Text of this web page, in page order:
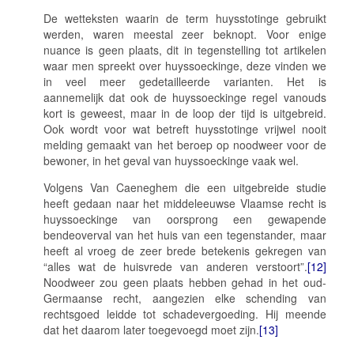
De wetteksten waarin de term huysstotingegebruikt
werden, waren meestal zeer beknopt. Voor enige
nuance is geen plaats, dit in tegenstelling tot artikelen
waar men spreekt over huyssoeckinge, deze vinden we
in veel meer gedetailleerde varianten. Het is
aannemelijk dat ook de huyssoeckinge regel vanouds
kort is geweest, maar in de loop der tijd is uitgebreid.
Ook wordt voor wat betreft huysstotingevrijwel nooit
melding gemaakt van het beroep op noodweer voor de
bewoner, in het geval van huyssoeckinge vaak wel.
Volgens Van Caeneghem die een uitgebreide studie
heeft gedaan naar het middeleeuwse Vlaamse recht is
huyssoeckinge van oorsprong een gewapende
bendeoverval van het huis van een tegenstander, maar
heeft al vroeg de zeer brede betekenis gekregen van
“alles wat de huisvrede van anderen verstoort”.[12]
Noodweer zou geen plaats hebben gehad in het oud-
Germaanse recht, aangezien elke schending van
rechtsgoed leidde tot schadevergoeding. Hij meende
dat het daarom later toegevoegd moet zijn.[13]